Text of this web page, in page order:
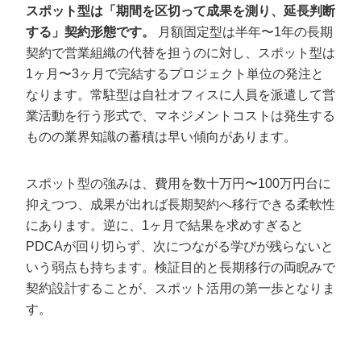
スポット営業代行を使う5つのメリット
テストマーケティングができる
展示会/ウェビナー後のリストへの架電に使える
自社採用より低コストで試せる
長期契約の前にテスト検証ができる
業界別・ターゲット別にスポットで切り分けられる
スポット営業代行のデメリットですが・注
ナレッジが社内に残りにくい
短期でPDCAを回しきれないリスク
業界理解の浅いコールでブランド毀損する危険
スポット型は「期間を区切って成果を測り、延長判断
する」契約形態です。
月額固定型は半年〜1年の長期
契約で営業組織の代替を担うのに対し、スポット型は
1ヶ月〜3ヶ月で完結するプロジェクト単位の発注と
なります。常駐型は自社オフィスに人員を派遣して営
業活動を行う形式で、マネジメントコストは発生する
ものの業界知識の蓄積は早い傾向があります。
スポット型の強みは、費用を数十万円〜100万円台に
抑えつつ、成果が出れば長期契約へ移行できる柔軟性
にあります。逆に、1ヶ月で結果を求めすぎると
PDCAが回り切らず、次につながる学びが残らないと
いう弱点も持ちます。検証目的と長期移行の両睨みで
契約設計することが、スポット活用の第一歩となりま
す。